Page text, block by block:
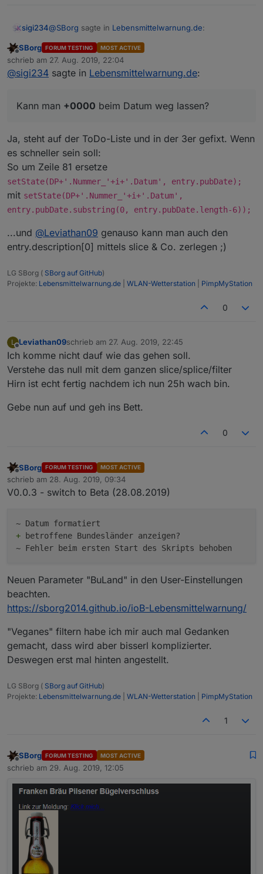
sigi234@SBorg sagte in Lebensmittelwarnung.de:
V0.0.2 ist auf GitHub Online: Titel, Link und Datum
hinzugefügt.
Kann man
+0000beim Datum weg lassen?
Offline
SBorg FORUM TESTING MOST ACTIVE
schrieb am 27. Aug. 2019, 22:04
zuletzt editiert von
@sigi234 sagte in Lebensmittelwarnung.de:
Kann man +0000 beim Datum weg lassen?
Ja, steht auf der ToDo-Liste und in der 3er gefixt. Wenn
es schneller sein soll:
So um Zeile 81 ersetze
setState(DP+'.Nummer_'+i+'.Datum', entry.pubDate);
mit setState(DP+'.Nummer_'+i+'.Datum',
entry.pubDate.substring(0, entry.pubDate.length-6));
...und @Leviathan09 genauso kann man auch den
entry.description[0] mittels slice & Co. zerlegen ;)
LG SBorg ( SBorg auf GitHub)
Projekte: Lebensmittelwarnung.de WLAN-Wetterstation PimpMyStation
0
L
Offline
Leviathan09schrieb am 27. Aug. 2019, 22:45
zuletzt editiert von
Ich komme nicht dauf wie das gehen soll.
Verstehe das null mit dem ganzen slice/splice/filter
Hirn ist echt fertig nachdem ich nun 25h wach bin.
Gebe nun auf und geh ins Bett.
0
Offline
SBorg FORUM TESTING MOST ACTIVE
schrieb am 28. Aug. 2019, 09:34
zuletzt editiert von
V0.0.3 - switch to Beta (28.08.2019)
+ betroffene Bundesländer anzeigen?
Neuen Parameter "BuLand" in den User-Einstellungen
beachten.
https://sborg2014.github.io/ioB-Lebensmittelwarnung/
"Veganes" filtern habe ich mir auch mal Gedanken
gemacht, dass wird aber bisserl komplizierter.
Deswegen erst mal hinten angestellt.
LG SBorg ( SBorg auf GitHub)
Projekte: Lebensmittelwarnung.de WLAN-Wetterstation PimpMyStation
1
Offline
SBorg FORUM TESTING MOST ACTIVE
schrieb am 29. Aug. 2019, 12:05
zuletzt editiert von